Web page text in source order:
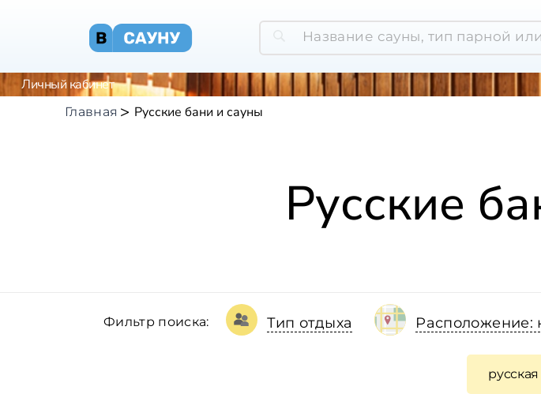
Личный кабинет
Главная Русские бани и сауны
Русские
Фильтр поиска: Тип отдыха Расположение: